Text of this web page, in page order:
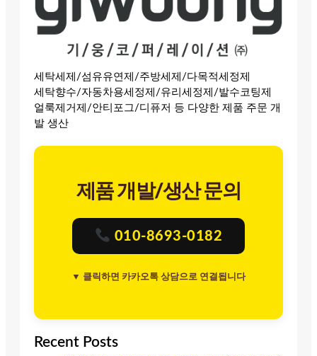
세탁세제/섬유유연제/주방세제/다목적세정제
세탁향수/자동차용세정제/유리세정제/발수코팅제
얼룩제거제/안티포그/디퓨저 등 다양한 제품 주문 개
발 생산
제품 개발/생산 문의
010-8693-0182
▼ 클릭하면 카카오톡 상담으로 연결됩니다
Recent Posts